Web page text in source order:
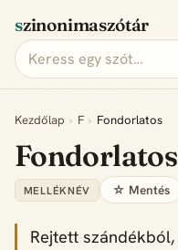
szinonimaszótár
Kezdőlap › F › Fondorlatos
MELLÉKNÉV ☆ Mentés
Rejtett